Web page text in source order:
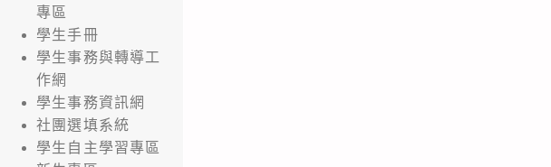
專區
學生手冊
學生事務與轉導工
作網
學生事務資訊網
社團選填系統
學生自主學習專區